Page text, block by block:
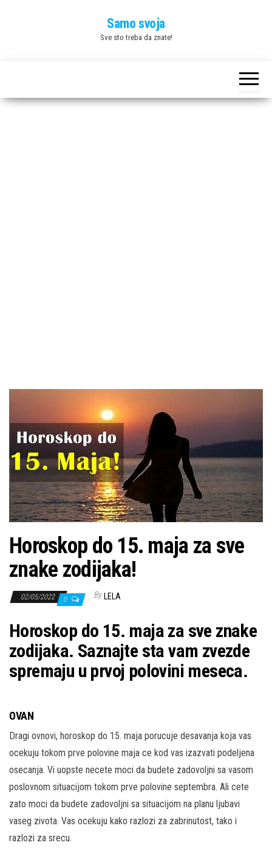
Samo svoja
Sve sto treba da znate!
Horoskop do 15. maja za sve
znake zodijaka!
02/05/2022 0 By LELA
Horoskop do 15. maja za sve znake
zodijaka. Saznajte sta vam zvezde
spremaju u prvoj polovini meseca.
OVAN
Dragi ovnovi, horoskop do 15. maja porucuje desavanja koja vas
ocekuju tokom prve polovine maja ce kod vas izazvati podeljena
osecanja. Vi uopste necete moci da budete zadovoljni sa vasom
poslovnom situacijom tokom prve polovine septembra. Ali cete
zato moci da budete zadovoljni sa situacijom na planu ljubavi
vaseg zivota. Vas ocekuju kako razlozi za zabrinutost, tako i
razlozi za srecu.